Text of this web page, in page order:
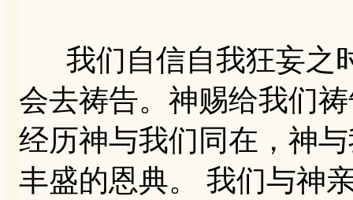
我们自信自我狂妄之
会去祷告。神赐给我们
经历神与我们同在，神
丰盛的恩典。 我们与神